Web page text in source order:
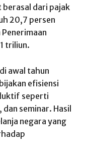
dari pajak
20,7 persen
triliun.
awal tahun
efisiensi
seperti
seminar. Hasil
negara yang